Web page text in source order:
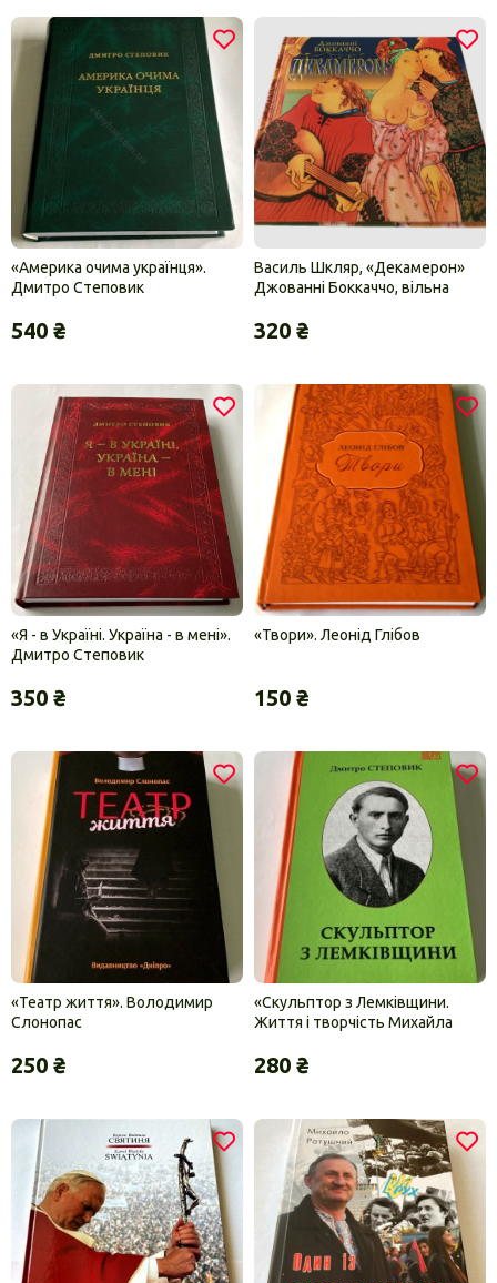
«Америка очима українця».
Дмитро Степовик
540 ₴
Василь Шкляр, «Декамерон»
Джованні Боккаччо, вільна
320 ₴
«Я - в Україні. Україна - в мені».
Дмитро Степовик
350 ₴
«Твори». Леонід Глібов
150 ₴
«Театр життя». Володимир
Слонопас
250 ₴
«Скульптор з Лемківщини.
Життя і творчість Михайла
Степовик
280 ₴